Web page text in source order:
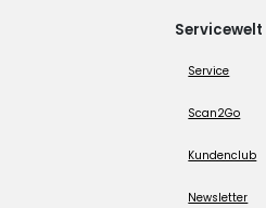
Servicewelt
Service
Scan2Go
Kundenclub
Newsletter